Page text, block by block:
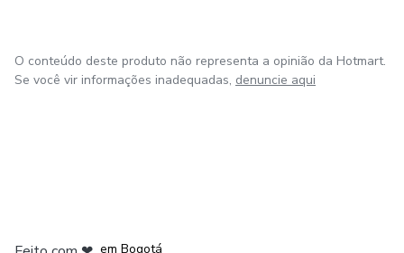
O conteúdo deste produto não representa a opinião da Hotmart.
Se você vir informações inadequadas, denuncie aqui
em Bogotá